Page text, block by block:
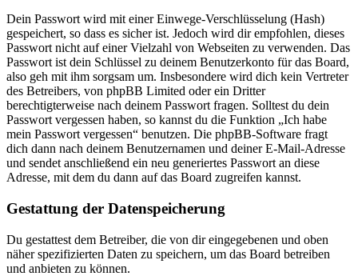
Dein Passwort wird mit einer Einwege-Verschlüsselung (Hash)
gespeichert, so dass es sicher ist. Jedoch wird dir empfohlen, dieses
Passwort nicht auf einer Vielzahl von Webseiten zu verwenden. Das
Passwort ist dein Schlüssel zu deinem Benutzerkonto für das Board,
also geh mit ihm sorgsam um. Insbesondere wird dich kein Vertreter
des Betreibers, von phpBB Limited oder ein Dritter
berechtigterweise nach deinem Passwort fragen. Solltest du dein
Passwort vergessen haben, so kannst du die Funktion „Ich habe
mein Passwort vergessen“ benutzen. Die phpBB-Software fragt
dich dann nach deinem Benutzernamen und deiner E-Mail-Adresse
und sendet anschließend ein neu generiertes Passwort an diese
Adresse, mit dem du dann auf das Board zugreifen kannst.
Gestattung der Datenspeicherung
Du gestattest dem Betreiber, die von dir eingegebenen und oben
näher spezifizierten Daten zu speichern, um das Board betreiben
und anbieten zu können.